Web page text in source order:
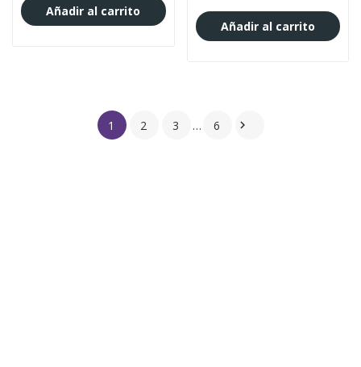
Añadir al carrito
Añadir al carrito
1 2 3 … 6 